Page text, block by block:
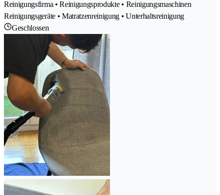
Reinigungsfirma • Reinigungsprodukte • Reinigungsmaschinen
Reinigungsgeräte • Matratzenreinigung • Unterhaltsreinigung
Geschlossen